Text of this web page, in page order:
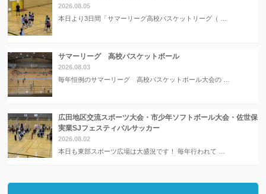
2026.08.05
本日より3日間「サマーリーグ高校バスケットリーグ（ …
サマーリーグ 高校バスケットボール
2026.08.03
毎年恒例のサマーリーグ 高校バスケットボール大会の …
広田地区交流スポーツ大会・市少年ソフトボール大会・佐世保
実業SJフェスティバルサッカー
2026.08.02
本日も東部スポーツ広場は大盛況です！ 毎年行われて …